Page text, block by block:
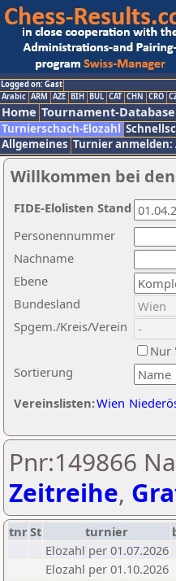
Logged on: Gast
Arabic ARM AZE BIH BUL CAT CHN CRO
Home Tournament-Database
Turnierschach-Elozahl
Allgemeines Turnier anmelden:
Willkommen bei
Nachname
Ebene
Sortierung
Personennummer
Bundesland
Spgem./Kreis/Verein
Nur
Vereinslisten:Wien
FIDE-Elolisten Stand
Pnr:149866
Zeitreihe,
tnrSt turnier
Elozahl per 01.07.2026
Elozahl per 01.10.2026